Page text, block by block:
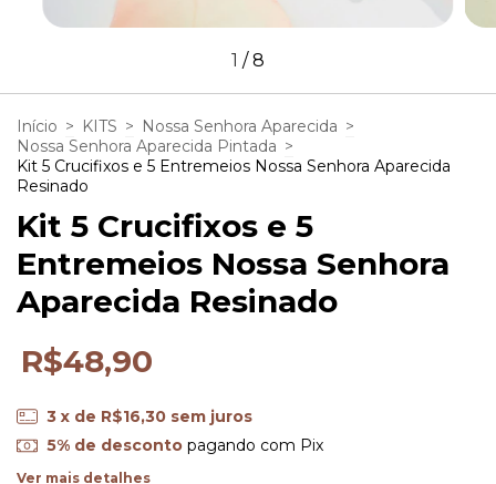
1 /8
Início > KITS > Nossa Senhora Aparecida >
Nossa Senhora Aparecida Pintada >
Kit 5 Crucifixos e 5 Entremeios Nossa Senhora Aparecida
Resinado
Kit 5 Crucifixos e 5
Entremeios Nossa Senhora
Aparecida Resinado
R$48,90
3 x de R$16,30 sem juros
5% de descontopagando com Pix
Ver mais detalhes